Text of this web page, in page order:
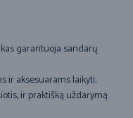
garantuoja sandarų
ir aksesuarams laikyti;
ir praktišką uždarymą